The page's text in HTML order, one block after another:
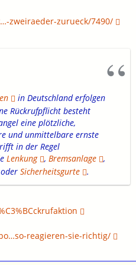
zweiraeder-zurueck/7490/
in Deutschland erfolgen
Rückrufpflicht besteht
eine plötzliche,
und unmittelbare ernste
in der Regel
Lenkung , Bremsanlage
,
oder Sicherheitsgurte .
reagieren-sie-richtig/